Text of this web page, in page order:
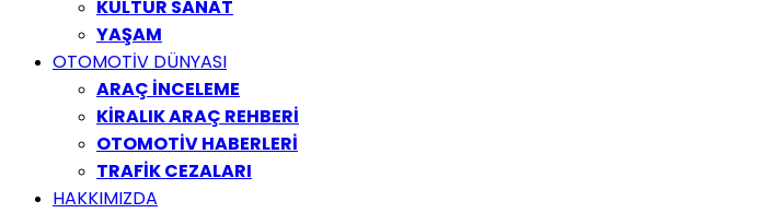
KÜLTÜR SANAT
YAŞAM
OTOMOTİV DÜNYASI
ARAÇ İNCELEME
KİRALIK ARAÇ REHBERİ
OTOMOTİV HABERLERİ
TRAFİK CEZALARI
HAKKIMIZDA